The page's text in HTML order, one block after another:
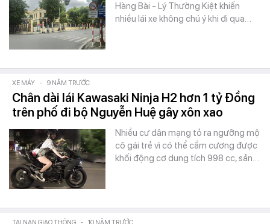
Hàng Bài - Lý Thường Kiệt khiến
nhiều lái xe không chú ý khi đi qua…
XE MÁY - 9 NĂM TRƯỚC
Chân dài lái Kawasaki Ninja H2 hơn 1 tỷ Đồng
trên phố đi bộ Nguyễn Huệ gây xôn xao
Nhiều cư dân mạng tỏ ra ngưỡng mộ
cô gái trẻ vì có thể cầm cương được
khối động cơ dung tích 998 cc, sản…
-